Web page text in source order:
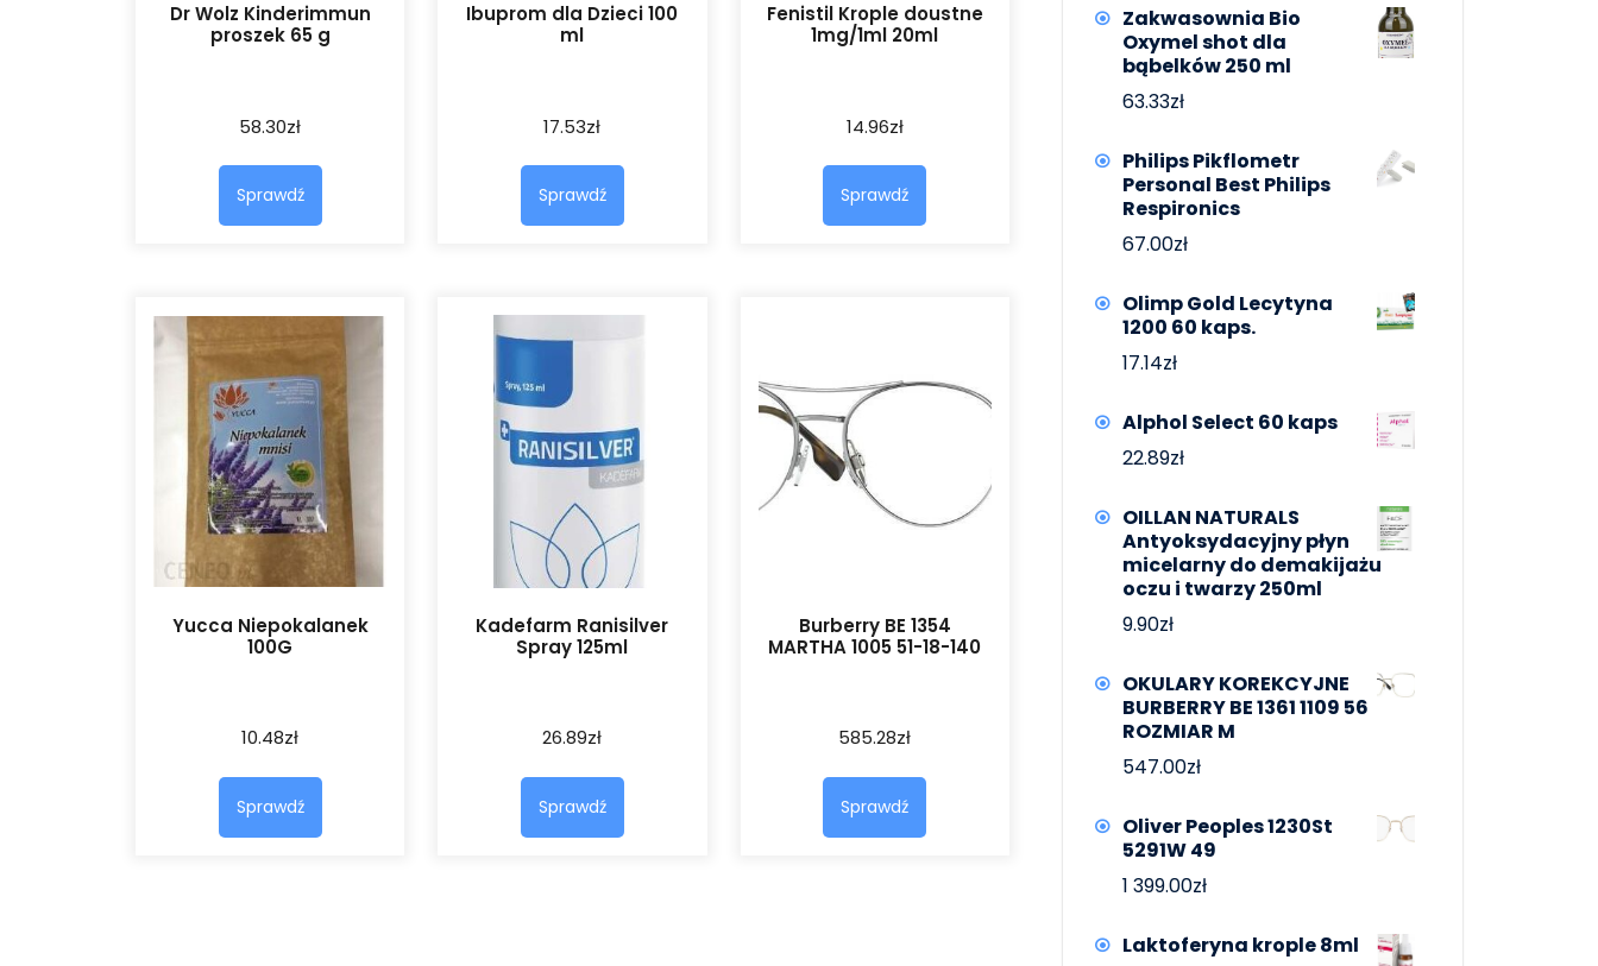
Dr Wolz Kinderimmun
proszek 65 g
58.30zł
Sprawdź
Ibuprom dla Dzieci 100
ml
17.53zł
Sprawdź
Fenistil Krople doustne
1mg/1ml 20ml
14.96zł
Sprawdź
Yucca Niepokalanek
100G
10.48zł
Sprawdź
Kadefarm Ranisilver
Spray 125ml
26.89zł
Sprawdź
Burberry BE 1354
MARTHA 1005 51-18-140
585.28zł
Sprawdź
Zakwasownia Bio
Oxymel shot dla
bąbelków 250 ml
63.33zł
Philips Pikflometr
Personal Best Philips
Respironics
67.00zł
Olimp Gold Lecytyna
1200 60 kaps.
17.14zł
Alphol Select 60 kaps
22.89zł
OILLAN NATURALS
Antyoksydacyjny płyn
micelarny do demakijażu
oczu i twarzy 250ml
9.90zł
OKULARY KOREKCYJNE
BURBERRY BE 1361 1109 56
ROZMIAR M
547.00zł
Oliver Peoples 1230St
5291W 49
1 399.00zł
Laktoferyna krople 8ml